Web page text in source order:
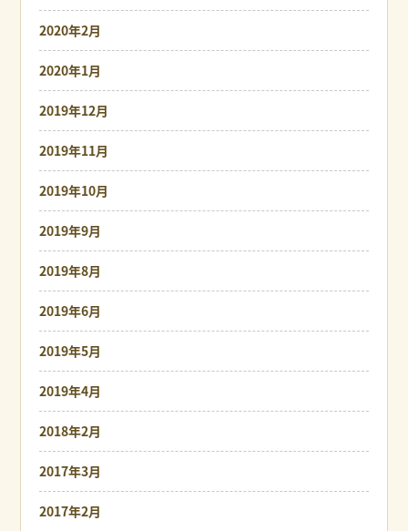
2020年2月
2020年1月
2019年12月
2019年11月
2019年10月
2019年9月
2019年8月
2019年6月
2019年5月
2019年4月
2018年2月
2017年3月
2017年2月